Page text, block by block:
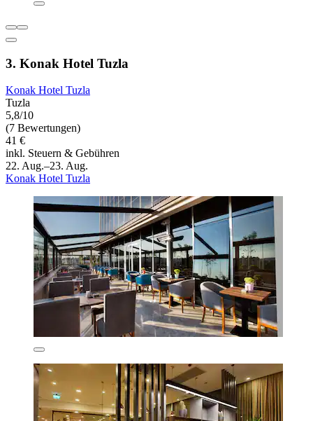
3. Konak Hotel Tuzla
Konak Hotel Tuzla
Tuzla
5,8/10
(7 Bewertungen)
41 €
inkl. Steuern & Gebühren
22. Aug.–23. Aug.
Konak Hotel Tuzla